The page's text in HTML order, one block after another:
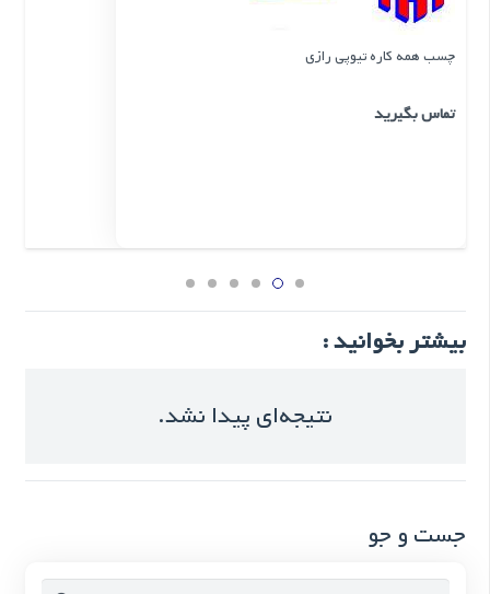
جست و جو
چسب همه کاره تیوپی رازی
تماس بگیرید
بیشتر بخوانید :
نتیجه‌ای پیدا نشد.